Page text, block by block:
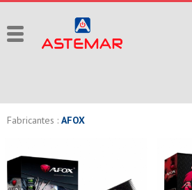
Fabricantes : AFOX